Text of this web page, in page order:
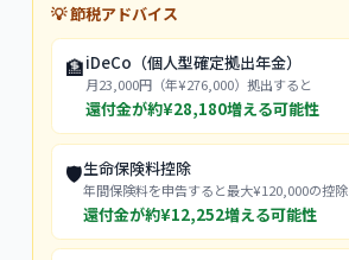
💡 節税アドバイス
🏦iDeCo（個人型確定拠出年金）
月23,000円（年¥276,000）拠出すると
還付金が約¥28,180増える可能性
🛡️生命保険料控除
年間保険料を申告すると最大¥120,000の控除
還付金が約¥12,252増える可能性